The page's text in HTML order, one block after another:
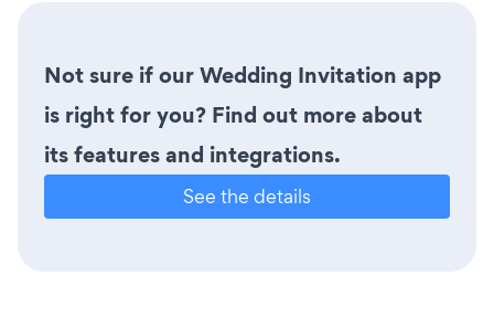
Not sure if our Wedding Invitation app
is right for you? Find out more about
its features and integrations.
See the details